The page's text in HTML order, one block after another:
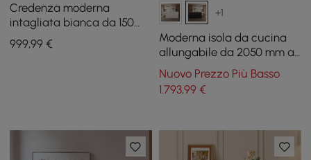
Credenza moderna
intagliata bianca da 150
cm con 4 ante e ripiani
regolabili
999,99 €
+1
Moderna isola da cucina
allungabile da 2050 mm a
2680 mm con 4 sedie da
pranzo bianche
Nuovo Prezzo Più Basso
1.793,99€